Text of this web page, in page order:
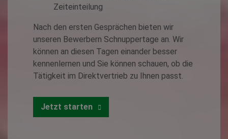
Zeiteinteilung
Nach den ersten Gesprächen bieten wir
unseren Bewerbern Schnuppertage an. Wir
können an diesen Tagen einander besser
kennenlernen und Sie können schauen, ob die
Tätigkeit im Direktvertrieb zu Ihnen passt.
Jetzt starten